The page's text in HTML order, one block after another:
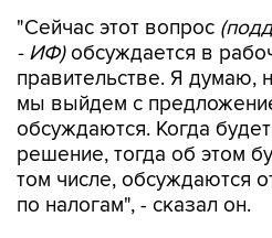
"Сейчас этот вопрос
- ИФ)обсуждается в
правительстве. Я думаю,
мы выйдем с
обсуждаются. Когда
решение, тогда об этом
том числе, обсуждаются
по налогам", - сказал он.